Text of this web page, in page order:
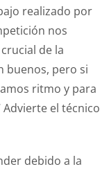
realizado por
nos
de la
buenos, pero si
ritmo y para
el técnico
debido a la